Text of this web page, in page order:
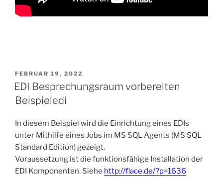
VERÖFFENTLICHT
AM
FEBRUAR 19, 2022
EDI Besprechungsraum vorbereiten
Beispieledi
In diesem Beispiel wird die Einrichtung eines EDIs
unter Mithilfe eines Jobs im MS SQL Agents (MS SQL
Standard Edition) gezeigt.
Voraussetzung ist die funktionsfähige Installation der
EDI Komponenten. Siehe http://flace.de/?p=1636